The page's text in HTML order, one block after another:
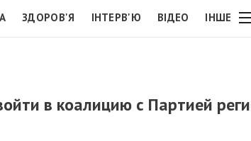
ЗДОРОВ'Я ІНТЕРВ'Ю ВІДЕО ІНШЕ
в коалицию с Партией